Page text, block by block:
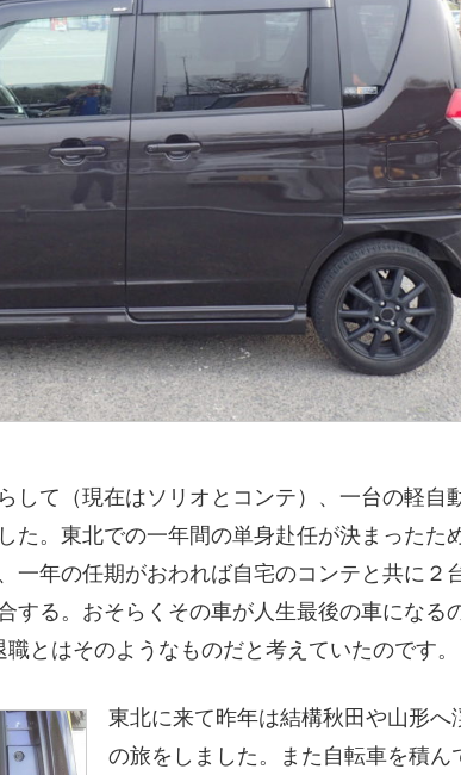
して（現在はソリオとコンテ）、一台の軽自
た。東北での一年間の単身赴任が決まったた
一年の任期がおわれば自宅のコンテと共に２
する。おそらくその車が人生最後の車になる
とはそのようなものだと考えていたのです。
東北に来て昨年は結構秋田や山形へ
の旅をしました。また自転車を積ん